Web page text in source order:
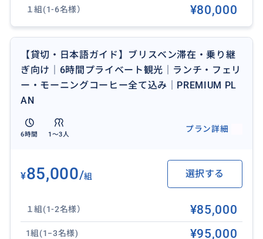
---
【料金補足】
【スタンダードプラン】
日本語ガイド＋専用車でのご案内
※ 食事代は各自ご負担
【プレミアムプラン】
現地でのお支払いは一切不要です
※ 表示価格はグループ貸切料金です
（1名あたりの料金ではありません）
１組(1-6名様） ¥80,000
【貸切・日本語ガイド】ブリスベン滞在・乗り継
ぎ向け｜6時間プライベート観光｜ランチ・フェリ
ー・モーニングコーヒー全て込み｜PREMIUM PL
AN
6時間 1〜3人
プラン詳細
¥85,000/組 選択する
１組(1-2名様） ¥85,000
1組(1−3名様) ¥95,000